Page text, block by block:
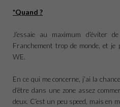
*Quand ?
J’essaie au maximum d’éviter
Franchement trop de monde, et je
WE.
En ce qui me concerne, j’ai la
d’être dans une zone assez
deux. C’est un peu speed, mais en